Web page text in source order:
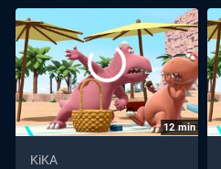
12min
KiKA